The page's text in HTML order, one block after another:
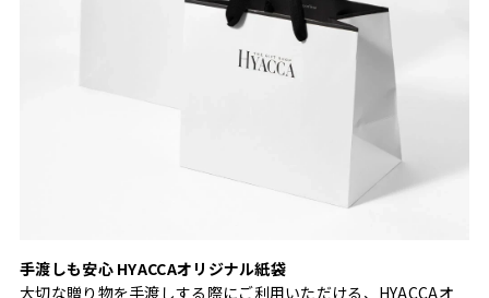
手渡しも安心 HYACCAオリジナル紙袋
大切な贈り物を手渡しする際にご利用いただける、HYACCAオ